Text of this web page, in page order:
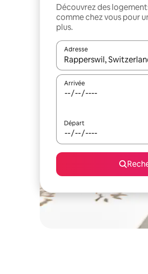
Découvrez des
comme chez vous pour
plus.
Adresse
Lorsque les résultats
Arrivée
Départ